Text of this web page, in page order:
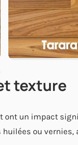
texture
un impact
ou